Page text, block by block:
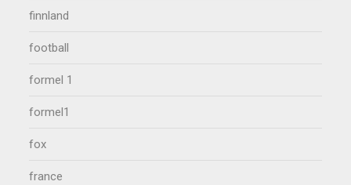
finnland
football
formel 1
formel1
fox
france